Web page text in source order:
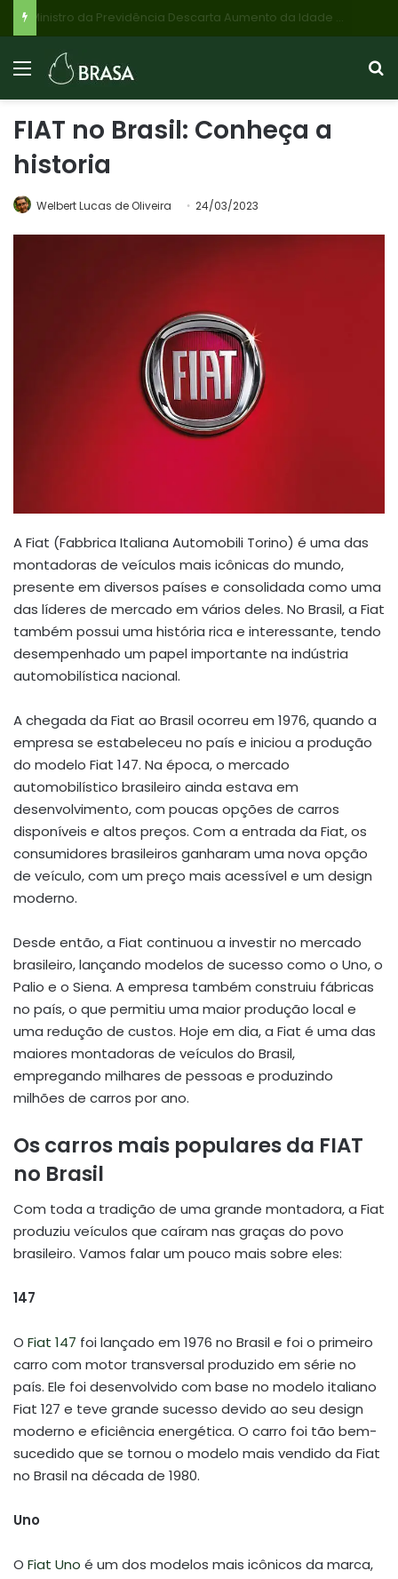
FIAT no Brasil: Conheça a
historia
Welbert Lucas de Oliveira 24/03/2023
A Fiat (Fabbrica Italiana Automobili Torino) é uma das
montadoras de veículos mais icônicas do mundo,
presente em diversos países e consolidada como uma
das líderes de mercado em vários deles. No Brasil, a Fiat
também possui uma história rica e interessante, tendo
desempenhado um papel importante na indústria
automobilística nacional.
A chegada da Fiat ao Brasil ocorreu em 1976, quando a
empresa se estabeleceu no país e iniciou a produção
do modelo Fiat 147. Na época, o mercado
automobilístico brasileiro ainda estava em
desenvolvimento, com poucas opções de carros
disponíveis e altos preços. Com a entrada da Fiat, os
consumidores brasileiros ganharam uma nova opção
de veículo, com um preço mais acessível e um design
moderno.
Desde então, a Fiat continuou a investir no mercado
brasileiro, lançando modelos de sucesso como o Uno, o
Palio e o Siena. A empresa também construiu fábricas
no país, o que permitiu uma maior produção local e
uma redução de custos. Hoje em dia, a Fiat é uma das
maiores montadoras de veículos do Brasil,
empregando milhares de pessoas e produzindo
milhões de carros por ano.
Os carros mais populares da FIAT
no Brasil
Com toda a tradição de uma grande montadora, a Fiat
produziu veículos que caíram nas graças do povo
brasileiro. Vamos falar um pouco mais sobre eles:
147
O Fiat 147 foi lançado em 1976 no Brasil e foi o primeiro
carro com motor transversal produzido em série no
país. Ele foi desenvolvido com base no modelo italiano
Fiat 127 e teve grande sucesso devido ao seu design
moderno e eficiência energética. O carro foi tão bem-
sucedido que se tornou o modelo mais vendido da Fiat
no Brasil na década de 1980.
Uno
O Fiat Uno é um dos modelos mais icônicos da marca,